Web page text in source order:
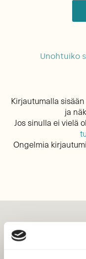
Unohtuiko
Kirjautumalla
ja
Jos sinulla ei vielä
Ongelmia